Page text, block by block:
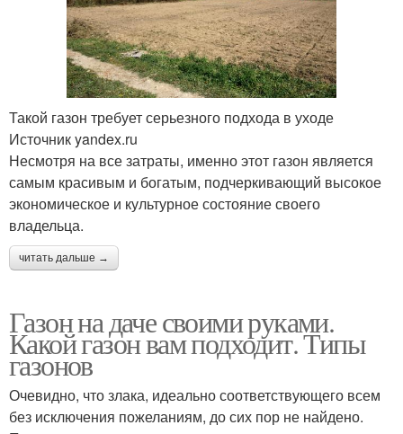
Такой газон требует серьезного подхода в уходе
Источник yandex.ru
Несмотря на все затраты, именно этот газон является
самым красивым и богатым, подчеркивающий высокое
экономическое и культурное состояние своего
владельца.
читать дальше →
Газон на даче своими руками.
Какой газон вам подходит. Типы
газонов
Очевидно, что злака, идеально соответствующего всем
без исключения пожеланиям, до сих пор не найдено.